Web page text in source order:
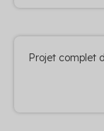
Projet complet